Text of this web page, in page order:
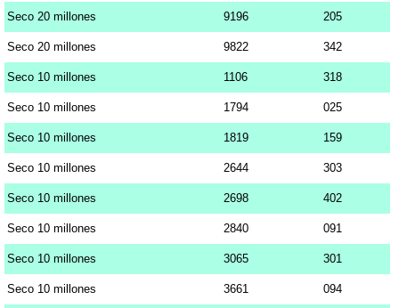
Seco 20 millones 9196 205
Seco 20 millones 9822 342
Seco 10 millones 1106 318
Seco 10 millones 1794 025
Seco 10 millones 1819 159
Seco 10 millones 2644 303
Seco 10 millones 2698 402
Seco 10 millones 2840 091
Seco 10 millones 3065 301
Seco 10 millones 3661 094